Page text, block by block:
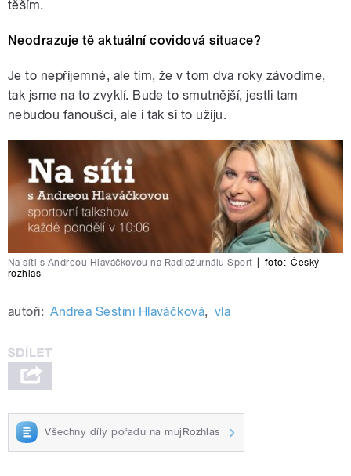
těším.
Neodrazuje tě aktuální covidová situace?
Je to nepříjemné, ale tím, že v tom dva roky závodíme,
tak jsme na to zvyklí. Bude to smutnější, jestli tam
nebudou fanoušci, ale i tak si to užiju.
Na síti s Andreou Hlaváčkovou na Radiožurnálu Sport foto: Český
rozhlas
autoři: Andrea Sestini Hlaváčková, vla
Všechny díly pořadu na mujRozhlas